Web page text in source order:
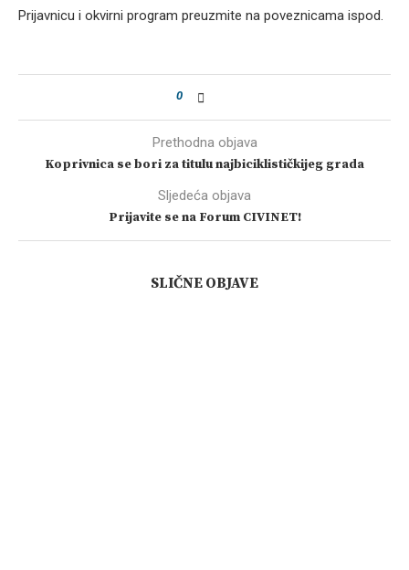
Prijavnicu i okvirni program preuzmite na poveznicama ispod.
0
Prethodna objava
Koprivnica se bori za titulu najbiciklističkijeg grada
Sljedeća objava
Prijavite se na Forum CIVINET!
SLIČNE OBJAVE